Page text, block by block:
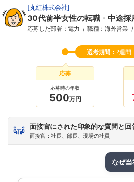
[丸紅株式会社]
30代前半女性の転職・中途採
応募した部署：電力 職種：海外営業
選考期間： 2週間
応募
応募時の年収
500万円
面接官にされた印象的な質問と回
面接官：社長、部長、現場の社員
なぜ当